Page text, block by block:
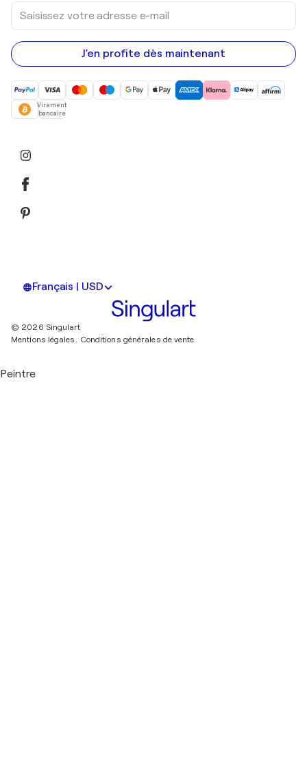
Saisissez
votre
adresse
e-
mail
J'en profite dès maintenant
Virement
bancaire
Français | USD
© 2026 Singulart
Mentions légales. Conditions générales de vente
Peintre